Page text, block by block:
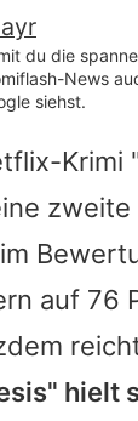
du die
News
siehst.
Krimi
auf 76
hielt